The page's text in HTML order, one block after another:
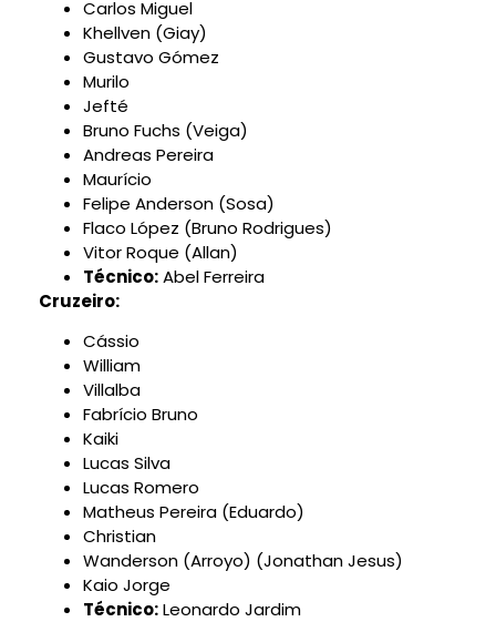
Carlos Miguel
Khellven (Giay)
Gustavo Gómez
Murilo
Jefté
Bruno Fuchs (Veiga)
Andreas Pereira
Maurício
Felipe Anderson (Sosa)
Flaco López (Bruno Rodrigues)
Vitor Roque (Allan)
Técnico:Abel Ferreira
Cruzeiro:
Cássio
William
Villalba
Fabrício Bruno
Kaiki
Lucas Silva
Lucas Romero
Matheus Pereira (Eduardo)
Christian
Wanderson (Arroyo) (Jonathan Jesus)
Kaio Jorge
Técnico:Leonardo Jardim